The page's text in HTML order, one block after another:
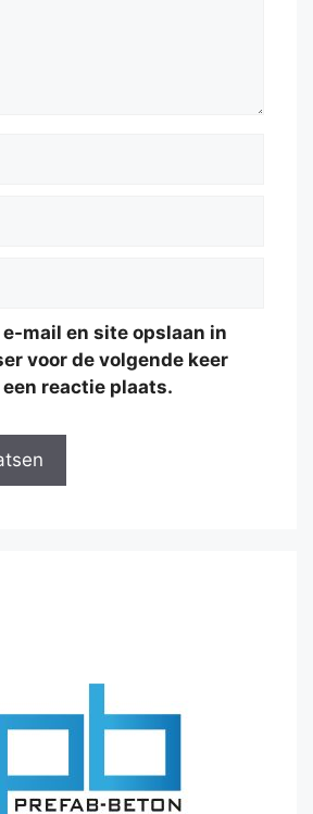
mail en site opslaan in
voor de volgende keer
reactie plaats.